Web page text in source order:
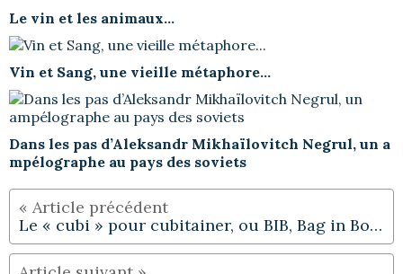
Le vin et les animaux...
Vin et Sang, une vieille métaphore...
Dans les pas d’Aleksandr Mikhaïlovitch Negrul, un a
mpélographe au pays des soviets
Le « cubi » pour cubitainer, ou BIB, Bag in Box®…